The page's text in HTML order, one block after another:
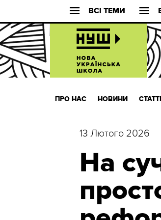
ВСІ ТЕМИ
ПРО НАС НОВИНИ СТАТТІ
13 Лютого 2026
На